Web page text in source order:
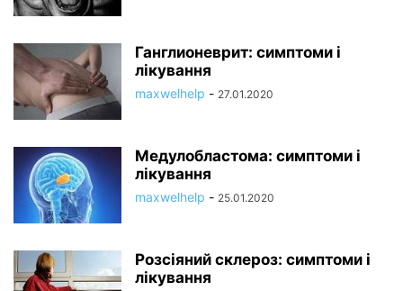
Ганглионеврит: симптоми і
лікування
maxwelhelp - 27.01.2020
Медулобластома: симптоми і
лікування
maxwelhelp - 25.01.2020
Розсіяний склероз: симптоми і
лікування